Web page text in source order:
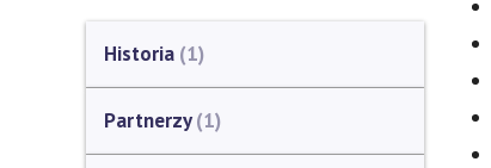
Historia 1
Partnerzy 1